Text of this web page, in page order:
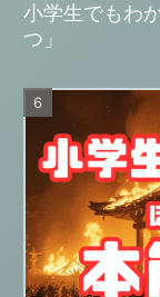
小学生でもわ
つ」